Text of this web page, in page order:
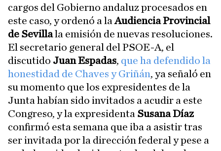
cargos del Gobierno andaluz procesados en
este caso, y ordenó a laAudiencia Provincial
de Sevillala emisión de nuevas resoluciones.
El secretario general del PSOE-A, el
discutido Juan Espadas, que ha defendido la
honestidad de Chaves y Griñán, ya señaló en
su momento que los expresidentes de la
Junta habían sido invitados a acudir a este
Congreso, y la expresidenta Susana Díaz
confirmó esta semana que iba a asistir tras
ser invitada por la dirección federal y pese a